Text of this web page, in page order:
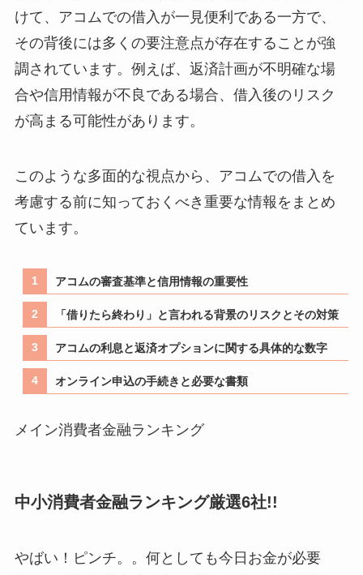
けて、アコムでの借入が一見便利である一方で、
その背後には多くの要注意点が存在することが強
調されています。例えば、返済計画が不明確な場
合や信用情報が不良である場合、借入後のリスク
が高まる可能性があります。
このような多面的な視点から、アコムでの借入を
考慮する前に知っておくべき重要な情報をまとめ
ています。
アコムの審査基準と信用情報の重要性
「借りたら終わり」と言われる背景のリスクとその対策
アコムの利息と返済オプションに関する具体的な数字
オンライン申込の手続きと必要な書類
メイン消費者金融ランキング
中小消費者金融ランキング厳選6社!!
やばい！ピンチ。。何としても今日お金が必要